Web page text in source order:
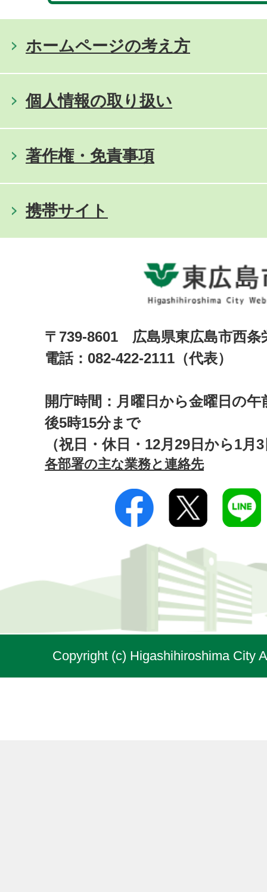
ホームページの考え方
個人情報の取り扱い
著作権・免責事項
携帯サイト
〒739-8601 広島県東広島市西
電話：082-422-2111（代表）
開庁時間：月曜日から金曜日の午
後5時15分まで
（祝日・休日・12月29日から1月
各部署の主な業務と連絡先
Copyright (c) Higashihiroshima City